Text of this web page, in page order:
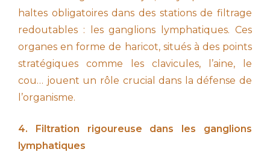
haltes obligatoires dans des stations de filtrage
redoutables : les ganglions lymphatiques. Ces
organes en forme de haricot, situés à des points
stratégiques comme les clavicules, l’aine, le
cou… jouent un rôle crucial dans la défense de
l’organisme.
4. Filtration rigoureuse dans les ganglions
lymphatiques